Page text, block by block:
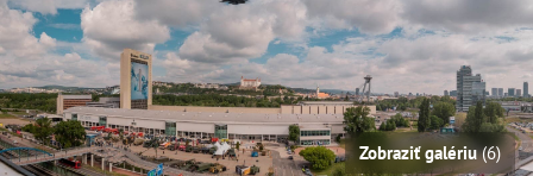
Zobraziť galériu(6)